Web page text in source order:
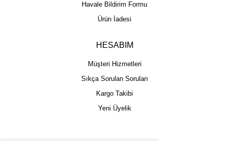
Havale Bildirim Formu
Ürün İadesi
HESABIM
Müşteri Hizmetleri
Sıkça Sorulan Soruları
Kargo Takibi
Yeni Üyelik